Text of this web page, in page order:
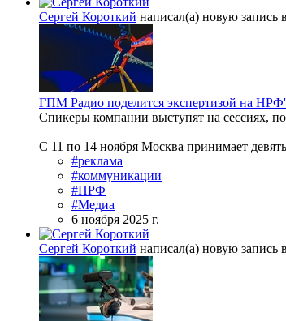
Сергей Короткий написал(а) новую запись
ГПМ Радио поделится экспертизой на
Спикеры компании выступят на сессиях,
С 11 по 14 ноября Москва принимает
#реклама
#коммуникации
#НРФ
#Медиа
6 ноября 2025 г.
Сергей Короткий написал(а) новую запись